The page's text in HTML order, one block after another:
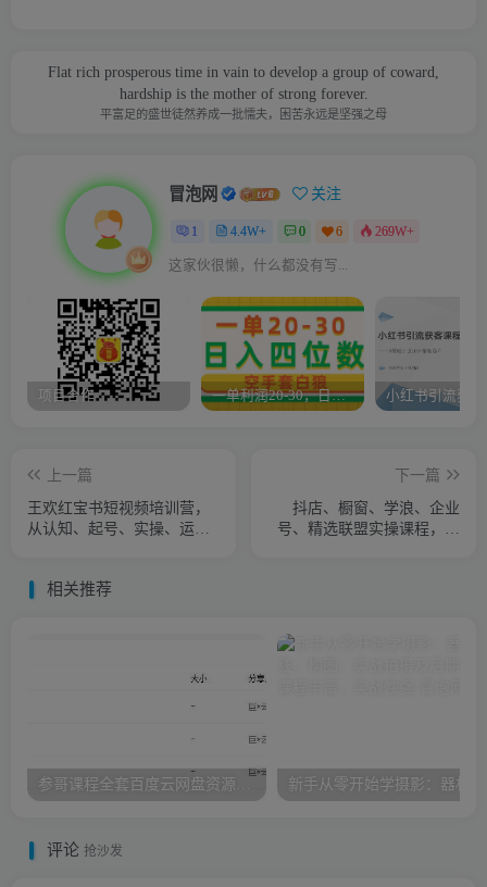
Flat rich prosperous time in vain to develop a group of coward,
hardship is the mother of strong forever.
平富足的盛世徒然养成一批懦夫，困苦永远是坚强之母
冒泡网 关注
1 4.4W+ 0 6 269W+
这家伙很懒，什么都没有写...
项目合作 一单利润20-30，日入四位数，空手套白狼，只要做就能赚，简单无套路
上一篇
王欢红宝书短视频培训营，
从认知、起号、实操、运
下一篇
抖店、橱窗、学浪、企业
号、精选联盟实操课程，适
相关推荐
评论 抢沙发